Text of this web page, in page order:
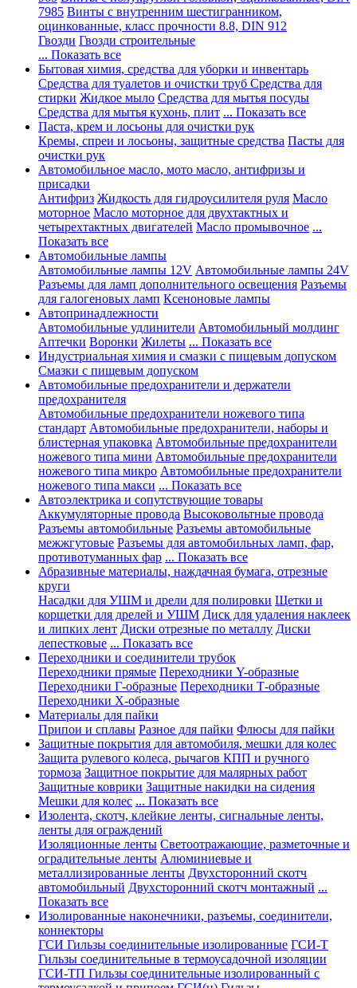
7985 Винты с внутренним шестигранником,
оцинкованные, класс прочности 8.8, DIN 912
Гвозди Гвозди строительные
... Показать все
Бытовая химия, средства для уборки и инвентарь
Средства для туалетов и очистки труб Средства для
стирки Жидкое мыло Средства для мытья посуды
Средства для мытья кухонь, плит ... Показать все
Паста, крем и лосьоны для очистки рук
Кремы, спреи и лосьоны, защитные средства Пасты для
очистки рук
Автомобильное масло, мото масло, антифризы и
присадки
Антифриз Жидкость для гидроусилителя руля Масло
моторное Масло моторное для двухтактных и
четырехтактных двигателей Масло промывочное ...
Показать все
Автомобильные лампы
Автомобильные лампы 12V Автомобильные лампы 24V
Разъемы для ламп дополнительного освещения Разъемы
для галогеновых ламп Ксеноновые лампы
Автопринадлежности
Автомобильные удлинители Автомобильный молдинг
Аптечки Воронки Жилеты ... Показать все
Индустриальная химия и смазки с пищевым допуском
Смазки с пищевым допуском
Автомобильные предохранители и держатели
предохранителя
Автомобильные предохранители ножевого типа
стандарт Автомобильные предохранители, наборы и
блистерная упаковка Автомобильные предохранители
ножевого типа мини Автомобильные предохранители
ножевого типа микро Автомобильные предохранители
ножевого типа макси ... Показать все
Автоэлектрика и сопутствующие товары
Аккумуляторные провода Высоковольтные провода
Разъемы автомобильные Разъемы автомобильные
межжгутовые Разъемы для автомобильных ламп, фар,
противотуманных фар ... Показать все
Абразивные материалы, наждачная бумага, отрезные
круги
Насадки для УШМ и дрели для полировки Щетки и
корщетки для дрелей и УШМ Диск для удаления наклеек
и липких лент Диски отрезные по металлу Диски
лепестковые ... Показать все
Переходники и соединители трубок
Переходники прямые Переходники Y-образные
Переходники Г-образные Переходники Т-образные
Переходники Х-образные
Материалы для пайки
Припои и сплавы Разное для пайки Флюсы для пайки
Защитные покрытия для автомобиля, мешки для колес
Защита рулевого колеса, рычагов КПП и ручного
тормоза Защитное покрытие для малярных работ
Защитные коврики Защитные накидки на сидения
Мешки для колес ... Показать все
Изолента, скотч, клейкие ленты, сигнальные ленты,
ленты для ограждений
Изоляционные ленты Светоотражающие, разметочные и
оградительные ленты Алюминиевые и
металлизированные ленты Двухсторонний скотч
автомобильный Двухсторонний скотч монтажный ...
Показать все
Изолированные наконечники, разъемы, соединители,
коннекторы
ГСИ Гильзы соединительные изолированные ГСИ-Т
Гильзы соединительные в термоусадочной изоляции
ГСИ-ТП Гильзы соединительные изолированный с